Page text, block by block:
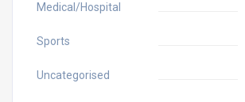
Medical/Hospital
Sports
Uncategorised